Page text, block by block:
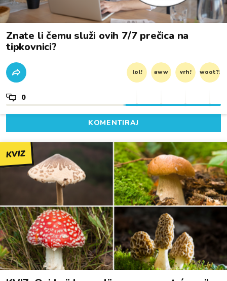
Znate li čemu služi ovih 7/7 prečica na
tipkovnici?
lol! aww vrh! woot?!
0
KOMENTIRAJ
KVIZ